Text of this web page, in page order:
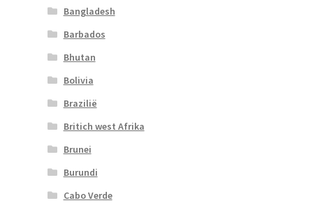
Bangladesh
Barbados
Bhutan
Bolivia
Brazilië
Britich west Afrika
Brunei
Burundi
Cabo Verde